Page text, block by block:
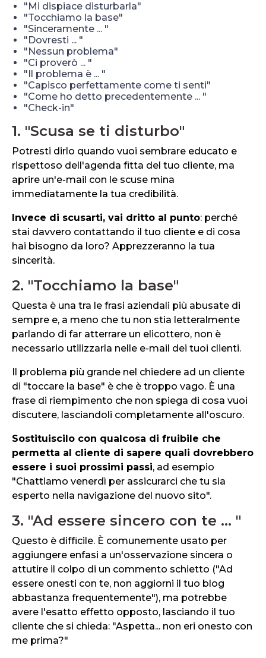
"Mi dispiace disturbarla"
"Tocchiamo la base"
"Sinceramente ... "
"Dovresti ... "
"Nessun problema"
"Ci proverò ... "
"Il problema è ... "
"Capisco perfettamente come ti senti"
"Come ho detto precedentemente ... "
"Check-in"
1. "Scusa se ti disturbo"
Potresti dirlo quando vuoi sembrare educato e
rispettoso dell'agenda fitta del tuo cliente, ma
aprire un'e-mail con le scuse mina
immediatamente la tua credibilità.
Invece di scusarti, vai dritto al punto: perché
stai davvero contattando il tuo cliente e di cosa
hai bisogno da loro? Apprezzeranno la tua
sincerità.
2. "Tocchiamo la base"
Questa è una tra le frasi aziendali più abusate di
sempre e, a meno che tu non stia letteralmente
parlando di far atterrare un elicottero, non è
necessario utilizzarla nelle e-mail dei tuoi clienti.
Il problema più grande nel chiedere ad un cliente
di "toccare la base" è che è troppo vago. È una
frase di riempimento che non spiega di cosa vuoi
discutere, lasciandoli completamente all'oscuro.
Sostituiscilo con qualcosa di fruibile che
permetta al cliente di sapere quali dovrebbero
essere i suoi prossimi passi, ad esempio
"Chattiamo venerdì per assicurarci che tu sia
esperto nella navigazione del nuovo sito".
3. "Ad essere sincero con te ... "
Questo è difficile. È comunemente usato per
aggiungere enfasi a un'osservazione sincera o
attutire il colpo di un commento schietto ("Ad
essere onesti con te, non aggiorni il tuo blog
abbastanza frequentemente"), ma potrebbe
avere l'esatto effetto opposto, lasciando il tuo
cliente che si chieda: "Aspetta... non eri onesto con
me prima?"